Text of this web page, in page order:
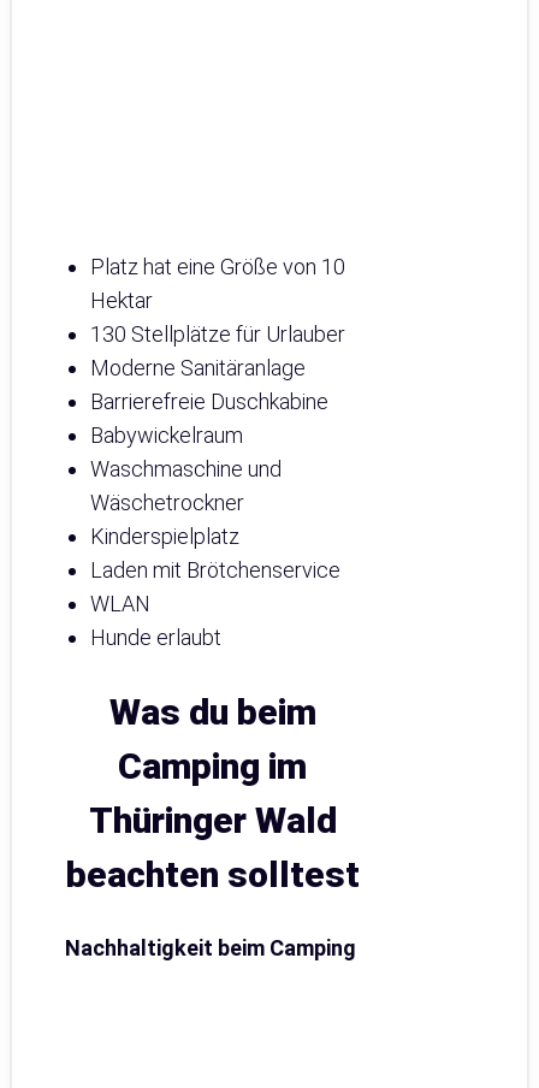
Platz hat eine Größe von 10
Hektar
130 Stellplätze für Urlauber
Moderne Sanitäranlage
Barrierefreie Duschkabine
Babywickelraum
Waschmaschine und
Wäschetrockner
Kinderspielplatz
Laden mit Brötchenservice
WLAN
Hunde erlaubt
Was du beim
Camping im
Thüringer Wald
beachten solltest
Nachhaltigkeit beim Camping